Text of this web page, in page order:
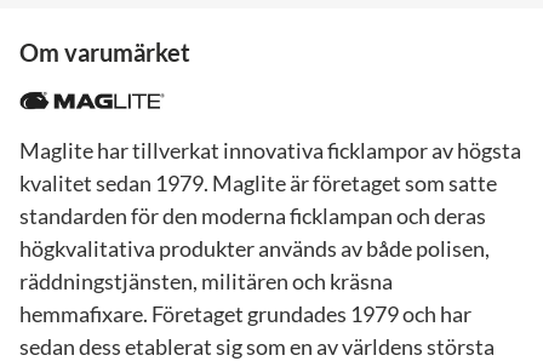
Om varumärket
Maglite har tillverkat innovativa ficklampor av högsta
kvalitet sedan 1979. Maglite är företaget som satte
standarden för den moderna ficklampan och deras
högkvalitativa produkter används av både polisen,
räddningstjänsten, militären och kräsna
hemmafixare. Företaget grundades 1979 och har
sedan dess etablerat sig som en av världens största